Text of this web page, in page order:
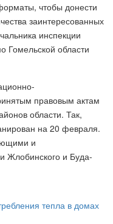
чтобы донести
заинтересованных
инспекции
Гомельской области
правовым актам
области. Так,
на 20 февраля.
и
Жлобинского и Буда-
тепла в домах